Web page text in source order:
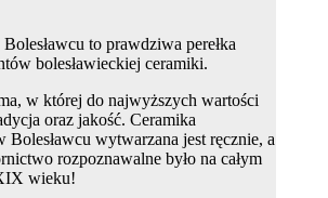
to prawdziwa perełka
bolesławieckiej ceramiki.
w której do najwyższych wartości
oraz jakość. Ceramika
Bolesławcu wytwarzana jest ręcznie, a
rozpoznawalne było na całym
wieku!